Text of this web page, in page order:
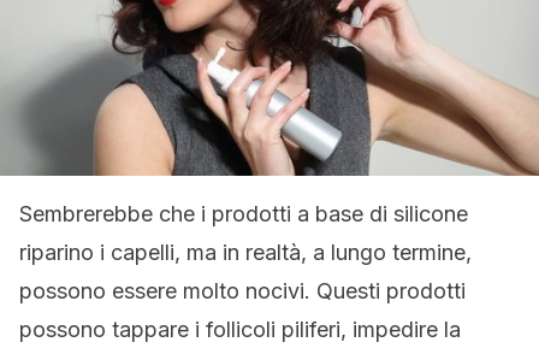
Sembrerebbe che i prodotti a base di silicone
riparino i capelli, ma in realtà, a lungo termine,
possono essere molto nocivi. Questi prodotti
possono tappare i follicoli piliferi, impedire la